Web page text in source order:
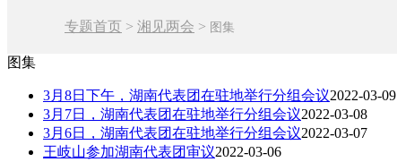
专题首页 > 湘见两会 > 图集
图集
3月8日下午，湖南代表团在驻地举行分组会议2022-03-09
3月7日，湖南代表团在驻地举行分组会议2022-03-08
3月6日，湖南代表团在驻地举行分组会议2022-03-07
王岐山参加湖南代表团审议2022-03-06